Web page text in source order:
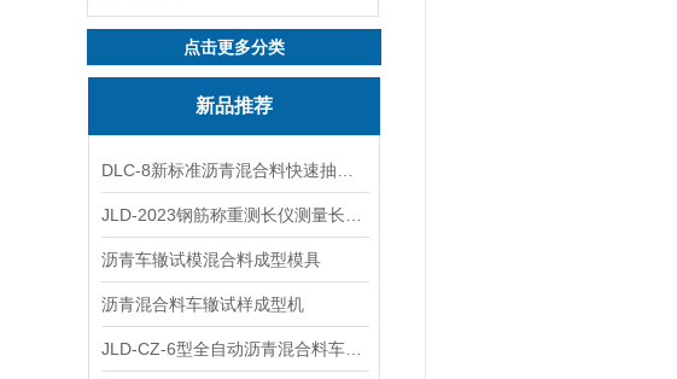
点击更多分类
新品推荐
沥青车辙试模混合料成型模具
沥青混合料车辙试样成型机